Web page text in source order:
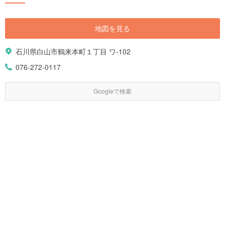
地図を見る
石川県白山市鶴来本町１丁目 ワ-102
076-272-0117
Googleで検索